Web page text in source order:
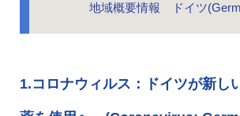
地域概要情報 ドイツ
1.コロナウィルス：ドイツが新し